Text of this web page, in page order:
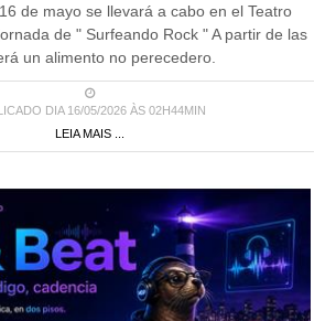
de mayo se llevará a cabo en el Teatro
de " Surfeando Rock " A partir de las
un alimento no perecedero.
DIA 16/05/2026 ÀS 02H44MIN
LEIA MAIS ...